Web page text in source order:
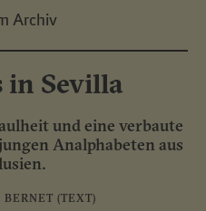
Archiv
in Sevilla
und eine verbaute
Analphabeten aus
BERNET (TEXT)